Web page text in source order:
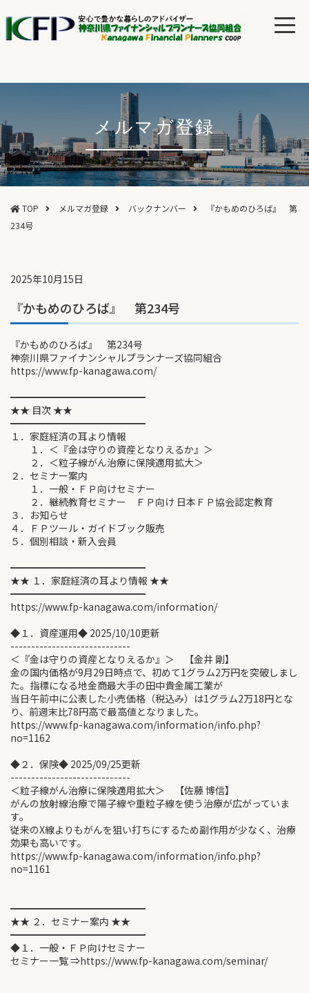
メルマガ登録
TOP メルマガ登録 バックナンバー
『かもめのひろば』 第
234号
2025年10月15日
『かもめのひろば』 第234号
『かもめのひろば』 第234号
神奈川県ファイナンシャルプランナーズ協同組合
https://www.fp-kanagawa.com/
━━━━━━━━━━━━━━
★★ 目次 ★★
━━━━━━━━━━━━━━
１．家庭経済の耳より情報
１．＜『金は守りの資産となりえるか』＞
２．＜粒子線がん治療に保険適用拡大＞
２．セミナー案内
１．一般・ＦＰ向けセミナー
２．継続教育セミナー ＦＰ向け 日本ＦＰ協会認定教育
３．お知らせ
４．ＦＰツール・ガイドブック販売
５．個別相談・新入会員
━━━━━━━━━━━━━━
★★ １．家庭経済の耳より情報 ★★
━━━━━━━━━━━━━━
https://www.fp-kanagawa.com/information/
◆１．資産運用◆ 2025/10/10更新
-----------------------------
＜『金は守りの資産となりえるか』＞ 【金井 剛】
金の国内価格が9月29日時点で、初めて1グラム2万円を突破しまし
た。指標になる地金商最大手の田中貴金属工業が
当日午前中に公表した小売価格（税込み）は1グラム2万18円とな
り、前週末比78円高で最高値となりました。
https://www.fp-kanagawa.com/information/info.php?
no=1162
◆２．保険◆ 2025/09/25更新
-----------------------------
＜粒子線がん治療に保険適用拡大＞ 【佐藤 博信】
がんの放射線治療で陽子線や重粒子線を使う治療が広がっていま
す。
従来のX線よりもがんを狙い打ちにするため副作用が少なく、治療
効果も高いです。
https://www.fp-kanagawa.com/information/info.php?
no=1161
━━━━━━━━━━━━━━
★★ ２．セミナー案内 ★★
━━━━━━━━━━━━━━
◆１．一般・ＦＰ向けセミナー
セミナー一覧 ⇒https://www.fp-kanagawa.com/seminar/